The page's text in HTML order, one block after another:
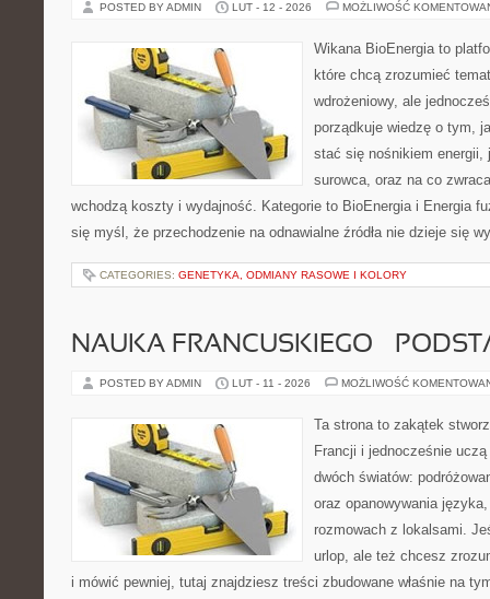
POSTED BY ADMIN LUT - 12 - 2026 MOŻLIWOŚĆ
Wikana BioEnergia to
które chcą zrozumieć
wdrożeniowy, ale
porządkuje wiedzę o tym,
stać się nośnikiem energii,
surowca, oraz na co
wchodzą koszty i wydajność. Kategorie to BioEnergia i Energia
się myśl, że przechodzenie na odnawialne źródła nie dzieje się
CATEGORIES: GENETYKA, ODMIANY RASOWE I KOLORY
NAUKA FRANCUSKIEGO –
POSTED BY ADMIN LUT - 11 - 2026 MOŻLIWOŚĆ
Ta strona to zakątek
Francji i jednocześnie
dwóch światów:
oraz opanowywania
rozmowach z lokalsami.
urlop, ale też chcesz
i mówić pewniej, tutaj znajdziesz treści zbudowane właśnie na